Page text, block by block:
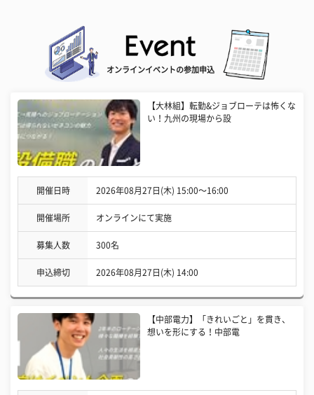
オンラインイベントの参加申込
【大林組】転勤&ジョブローテは怖くな
い！九州の現場から設
開催日時 2026年08月27日(木) 15:00〜16:00
開催場所 オンラインにて実施
募集人数 300名
申込締切 2026年08月27日(木) 14:00
【中部電力】「きれいごと」を貫き、
想いを形にする！中部電